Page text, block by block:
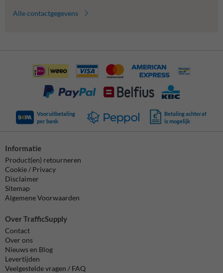
Alle contactgegevens
Vooruitbetaling
per bank
Betaling achteraf
is mogelijk
Informatie
Product(en) retourneren
Cookie / Privacy
Disclaimer
Sitemap
Algemene Voorwaarden
Over TrafficSupply
Contact
Over ons
Nieuws en Blog
Levertijden
Veelgestelde vragen / FAQ